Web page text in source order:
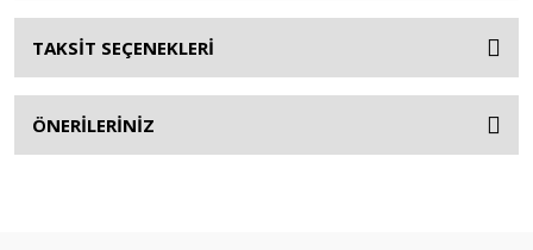
TAKSİT SEÇENEKLERİ
ÖNERİLERİNİZ